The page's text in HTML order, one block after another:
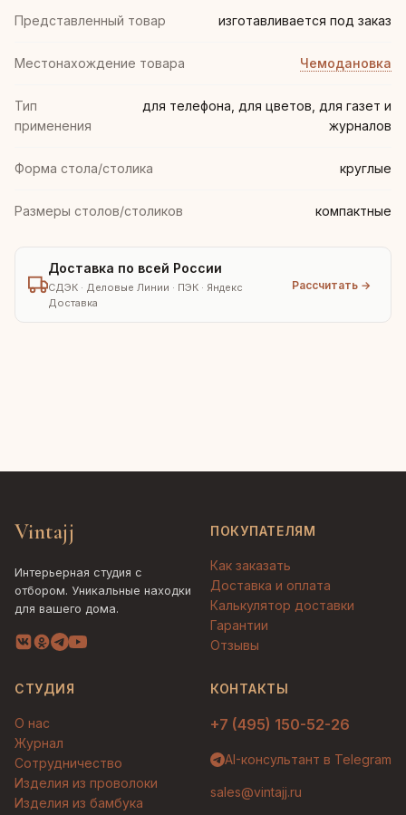
Представленный товар изготавливается под заказ
Местонахождение товара Чемодановка
Тип
применения
для телефона, для цветов, для газет и
журналов
Форма стола/столика круглые
Размеры столов/столиков компактные
Доставка по всей России
СДЭК · Деловые Линии · ПЭК · Яндекс
Доставка
Рассчитать →
Vintajj
Интерьерная студия с
отбором. Уникальные находки
для вашего дома.
ПОКУПАТЕЛЯМ
Как заказать
Доставка и оплата
Калькулятор доставки
Гарантии
Отзывы
СТУДИЯ
О нас
Журнал
Сотрудничество
Изделия из проволоки
Изделия из бамбука
КОНТАКТЫ
+7 (495) 150-52-26
AI-консультант в Telegram
sales@vintajj.ru